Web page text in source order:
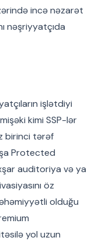
incə nəzarət
nəşriyyatçıda
işlətdiyi
kimi SSP-lər
birinci tərəf
Protected
auditoriya və ya
öz
olduğu
yol uzun